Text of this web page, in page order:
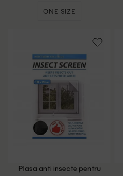
ONE SIZE
Plasa anti insecte pentru